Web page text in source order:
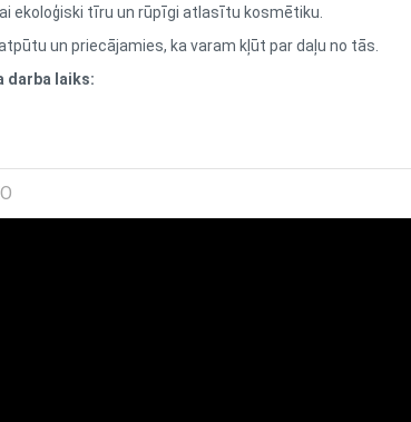
ekoloģiski tīru un rūpīgi atlasītu kosmētiku.
un priecājamies, ka varam kļūt par daļu no tās.
darba laiks:
- 22.00,